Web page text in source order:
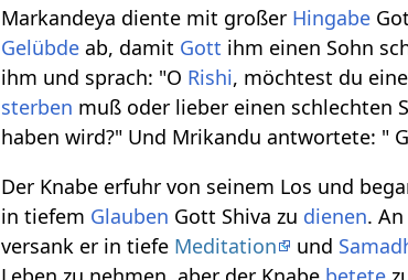
Markandeya diente mit großer Hingabe
Gelübde ab, damit Gott ihm einen Sohn
ihm und sprach: "O Rishi, möchtest du
sterben muß oder lieber einen schlechten
haben wird?" Und Mrikandu antwortete: "
Der Knabe erfuhr von seinem Los und
in tiefem Glauben Gott Shiva zu dienen.
versank er in tiefe Meditation und